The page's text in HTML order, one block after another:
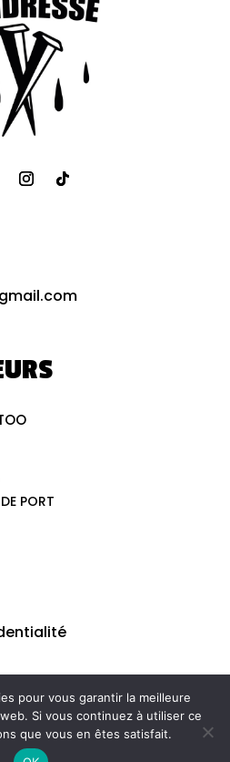
PORT
réservés | Réalisation by
pour vous garantir la meilleure
Si vous continuez à utiliser ce
que vous en êtes satisfait.